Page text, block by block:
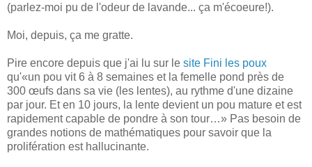
(parlez-moi pu de l'odeur de lavande... ça m'écoeure!).
Moi, depuis, ça me gratte.
Pire encore depuis que j'ai lu sur le site Fini les poux
qu'«un pou vit 6 à 8 semaines et la femelle pond près de
300 œufs dans sa vie (les lentes), au rythme d'une dizaine
par jour. Et en 10 jours, la lente devient un pou mature et est
rapidement capable de pondre à son tour…» Pas besoin de
grandes notions de mathématiques pour savoir que la
prolifération est hallucinante.